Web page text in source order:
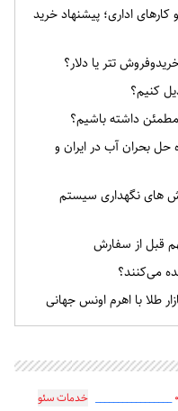
اداری؛ پیشنهاد خرید
تتر یا دلار؟
کنیم؟
مطمئن داشته باشیم؟
حل بحران آب در ایران و
های نگهداری سیستم
می‌کنند؟
خدمات سئو